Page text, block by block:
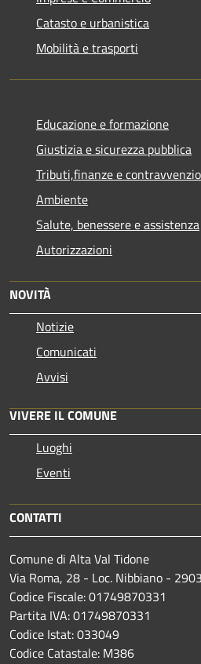
Catasto e urbanistica
Mobilità e trasporti
Educazione e formazione
Giustizia e sicurezza pubblica
Tributi,finanze e
Ambiente
Salute, benessere e assistenza
Autorizzazioni
NOVITÀ
Notizie
Comunicati
Avvisi
VIVERE IL COMUNE
Luoghi
Eventi
CONTATTI
Comune di Alta Val Tidone
Via Roma, 28 - Loc. Nibbiano -
Codice Fiscale: 01749870331
Partita IVA: 01749870331
Codice Istat: 033049
Codice Catastale: M386